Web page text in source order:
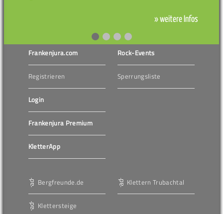
» weitere Infos
Frankenjura.com
Registrieren
Login
Frankenjura Premium
KletterApp
Rock-Events
Sperrungsliste
Bergfreunde.de
Klettersteige
Klettern Trubachtal